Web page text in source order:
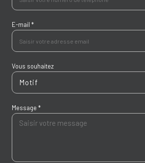
E-mail *
Vous souhaitez
Motif
Message *